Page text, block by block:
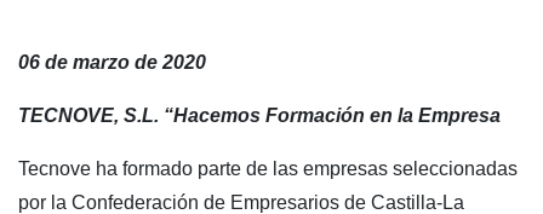
06 de marzo de 2020
TECNOVE, S.L. “Hacemos Formación en la Empresa
Tecnove ha formado parte de las empresas seleccionadas
por la Confederación de Empresarios de Castilla-La